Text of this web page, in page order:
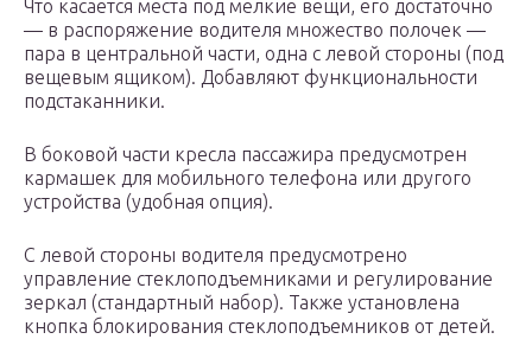
Что касается места под мелкие вещи, его достаточно
— в распоряжение водителя множество полочек —
пара в центральной части, одна с левой стороны (под
вещевым ящиком). Добавляют функциональности
подстаканники.
В боковой части кресла пассажира предусмотрен
кармашек для мобильного телефона или другого
устройства (удобная опция).
С левой стороны водителя предусмотрено
управление стеклоподъемниками и регулирование
зеркал (стандартный набор). Также установлена
кнопка блокирования стеклоподъемников от детей.